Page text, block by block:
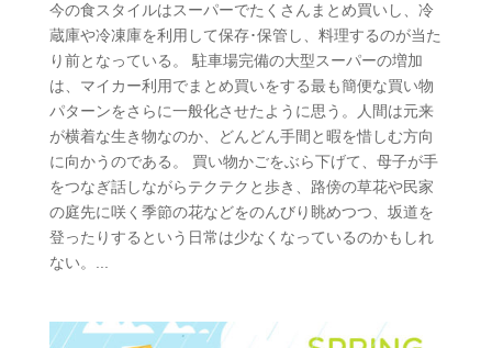
今の食スタイルはスーパーでたくさんまとめ買いし、冷
蔵庫や冷凍庫を利用して保存･保管し、料理するのが当た
り前となっている。 駐車場完備の大型スーパーの増加
は、マイカー利用でまとめ買いをする最も簡便な買い物
パターンをさらに一般化させたように思う。人間は元来
が横着な生き物なのか、どんどん手間と暇を惜しむ方向
に向かうのである。 買い物かごをぶら下げて、母子が手
をつなぎ話しながらテクテクと歩き、路傍の草花や民家
の庭先に咲く季節の花などをのんびり眺めつつ、坂道を
登ったりするという日常は少なくなっているのかもしれ
ない。...